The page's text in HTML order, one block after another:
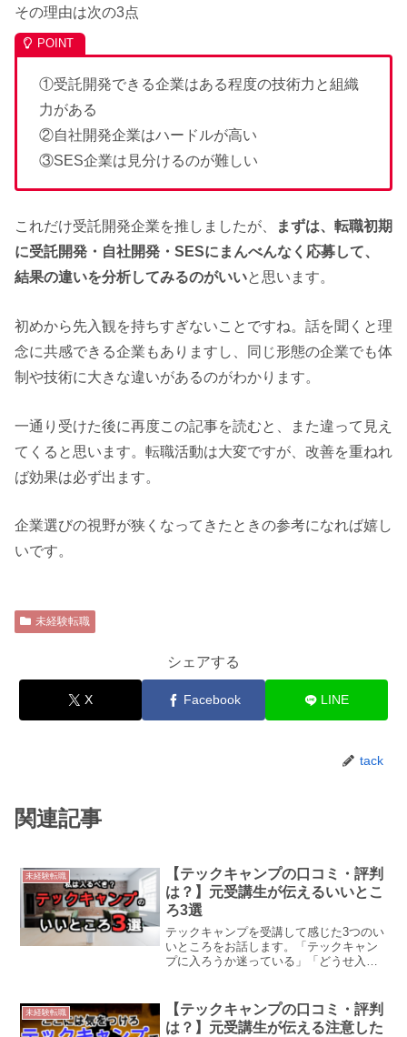
その理由は次の3点
①受託開発できる企業はある程度の技術力と組織
力がある
②自社開発企業はハードルが高い
③SES企業は見分けるのが難しい
これだけ受託開発企業を推しましたが、
まずは、転職初期
に受託開発・自社開発・ SESにまんべんなく応募して、
結果の違いを分析してみるのがいいと思います。
初めから先入観を持ちすぎないことですね。話を聞くと理
念に共感できる企業もありますし、同じ形態の企業でも体
制や技術に大きな違いがあるのがわかります。
一通り受けた後に再度この記事を読むと、また違って見え
てくると思います。転職活動は大変ですが、改善を重ねれ
ば効果は必ず出ます。
企業選びの視野が狭くなってきたときの参考になれば嬉し
いです。
未経験転職
シェアする
X Facebook LINE
tack
関連記事
未経験転職
【テックキャンプの口コミ・評判
は？】元受講生が伝えるいいとこ
ろ3選
テックキャンプを受講して感じた3つのい
いところをお話します。「テックキャン
プに入ろうか迷っている」「どうせ入る
る手助けになればと思います。
未経験転職
【テックキャンプの口コミ・評判
は？】元受講生が伝える注意した